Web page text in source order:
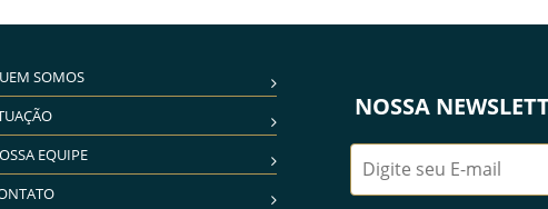
SOMOS
EQUIPE
NOSSA